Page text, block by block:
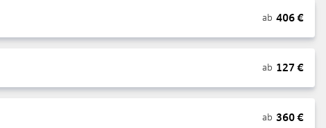
ab 406€
ab 127 €
ab 360€